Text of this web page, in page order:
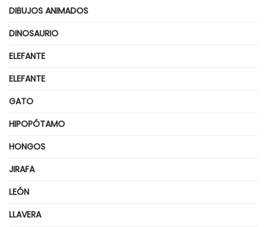
DIBUJOS ANIMADOS
DINOSAURIO
ELEFANTE
ELEFANTE
GATO
HIPOPÓTAMO
HONGOS
JIRAFA
LEÓN
LLAVERA